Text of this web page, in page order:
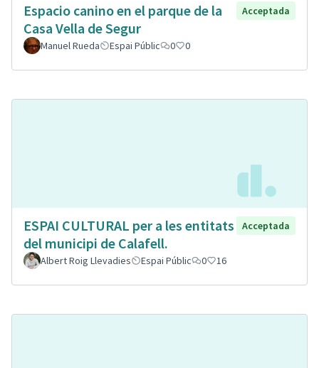
Espacio canino en el parque de la
Casa Vella de Segur
Acceptada
Manuel Rueda Espai Públic 0 0
ESPAI CULTURAL per a les entitats
del municipi de Calafell.
Acceptada
Albert Roig Llevadies Espai Públic 0 16